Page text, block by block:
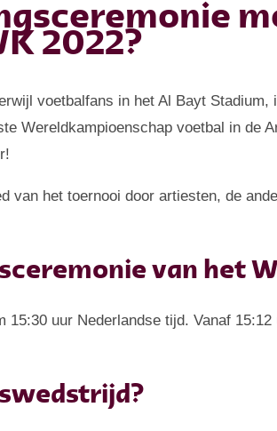
2022?
voetbalfans in het Al Bayt Stadium,
Wereldkampioenschap voetbal in de
van het toernooi door artiesten, de
van het
15:30 uur Nederlandse tijd. Vanaf